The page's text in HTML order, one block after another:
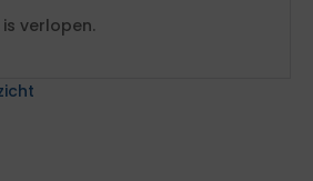
verlopen.